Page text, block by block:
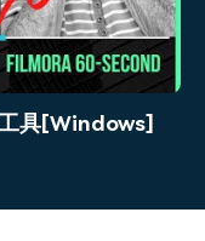
具[Windows]